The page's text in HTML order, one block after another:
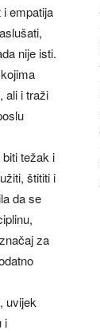
empatija
nije isti.
ali i traži
težak i
štititi i
da se
za
uvijek
i